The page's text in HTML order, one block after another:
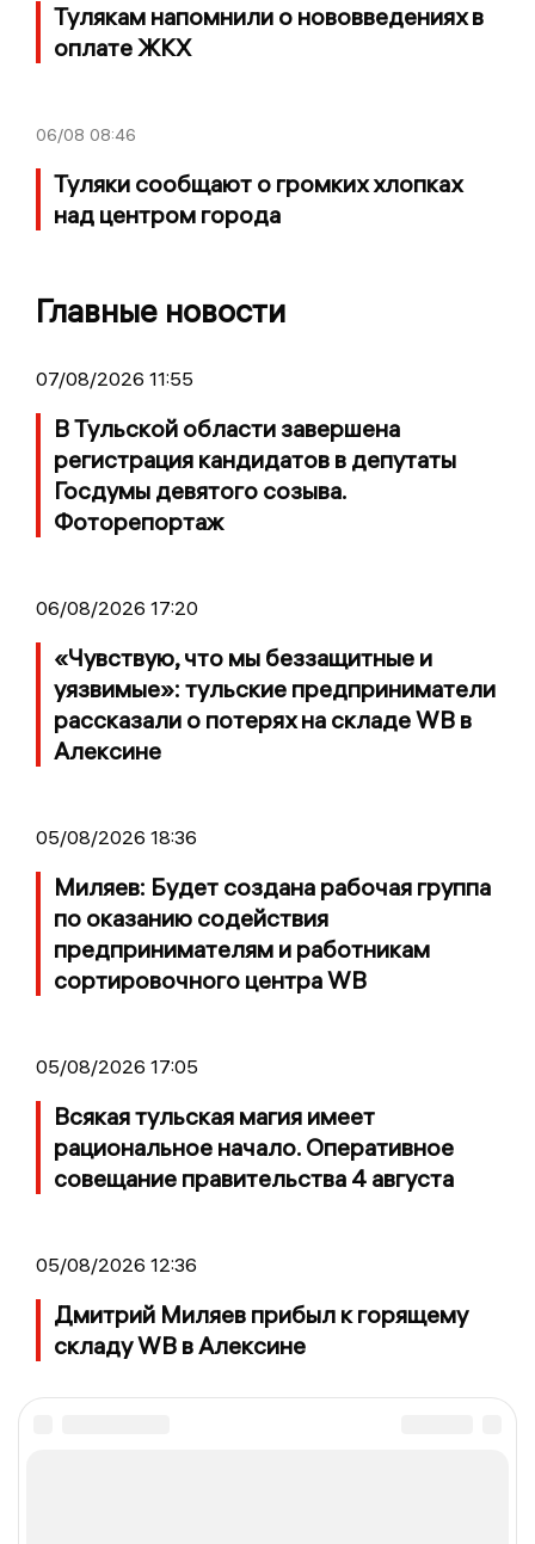
Тулякам напомнили о нововведениях в
оплате ЖКХ
06/08 08:46
Туляки сообщают о громких хлопках
над центром города
Главные новости
07/08/2026 11:55
В Тульской области завершена
регистрация кандидатов в депутаты
Госдумы девятого созыва.
Фоторепортаж
06/08/2026 17:20
«Чувствую, что мы беззащитные и
уязвимые»: тульские предприниматели
рассказали о потерях на складе WB в
Алексине
05/08/2026 18:36
Миляев: Будет создана рабочая группа
по оказанию содействия
предпринимателям и работникам
сортировочного центра WB
05/08/2026 17:05
Всякая тульская магия имеет
рациональное начало. Оперативное
совещание правительства 4 августа
05/08/2026 12:36
Дмитрий Миляев прибыл к горящему
складу WB в Алексине